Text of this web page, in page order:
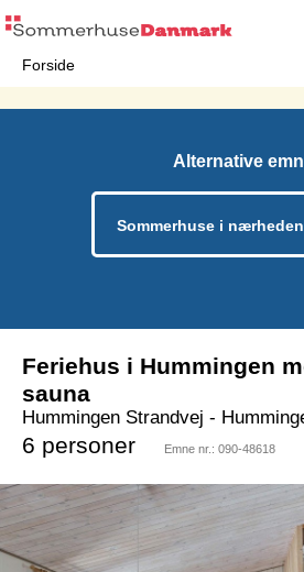
Forside
Alternative
Sommerhuse i
Feriehus i Hummingen
sauna
Hummingen Strandvej -
6 personer Emne nr.: 090-48618